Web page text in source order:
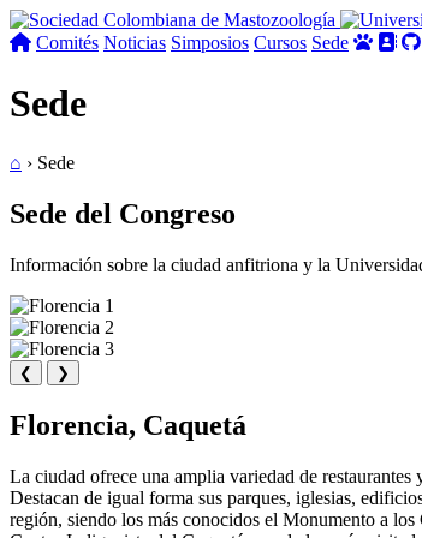
Comités Noticias Simposios Cursos Sede
Sede
⌂ › Sede
Sede del Congreso
Información sobre la ciudad anfitriona y la
❮ ❯
Florencia, Caquetá
La ciudad ofrece una amplia variedad de
Destacan de igual forma sus parques, iglesias,
región, siendo los más conocidos el Monumento a